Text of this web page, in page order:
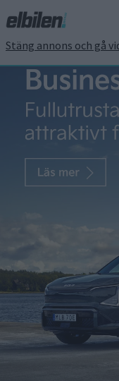
Stäng annons och gå
Så
eldrivna
Carl Undéhn